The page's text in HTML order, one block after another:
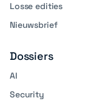
Losse edities
Nieuwsbrief
Dossiers
AI
Security